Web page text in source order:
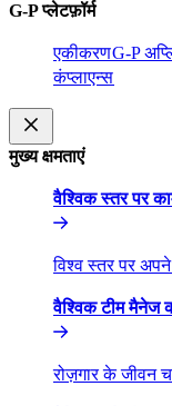
G-P प्लेटफ़ॉर्म​​
एकीकरण​​G-P
कंप्लाएन्स​​
मुख्य क्षमताएं​​
वैश्विक स्तर पर
विश्व स्तर पर
वैश्विक टीम मैनेज
रोज़गार के जीवन